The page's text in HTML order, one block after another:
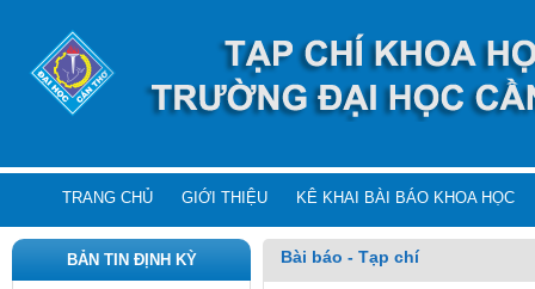
TRANG CHỦ GIỚI THIỆU KÊ KHAI BÀI BÁO KHOA HỌC
BẢN TIN ĐỊNH KỲ Bài báo - Tạp chí